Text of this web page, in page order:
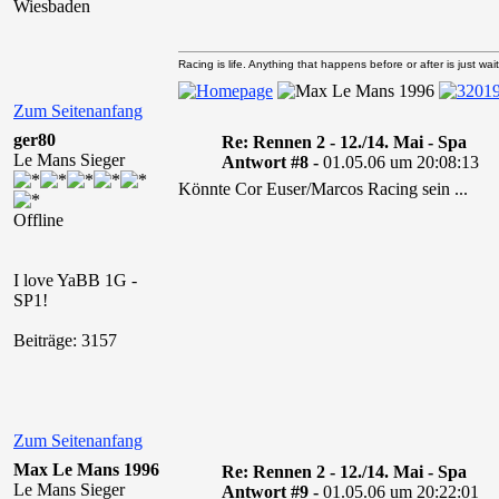
Wiesbaden
Zum Seitenanfang
Racing is life. Anything that happens before or after is just
ger80
Le Mans Sieger
Offline
I love YaBB 1G -
SP1!
Beiträge: 3157
Re: Rennen 2 - 12./14. Mai - Spa
Antwort #8 - 01.05.06 um 20:08:13
Könnte Cor Euser/Marcos Racing sein ...
Zum Seitenanfang
Max Le Mans 1996
Le Mans Sieger
Re: Rennen 2 - 12./14. Mai - Spa
Antwort #9 - 01.05.06 um 20:22:01